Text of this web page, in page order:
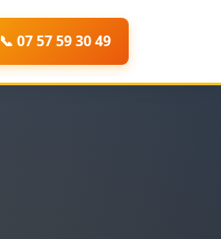
📞 07 57 59 30 49